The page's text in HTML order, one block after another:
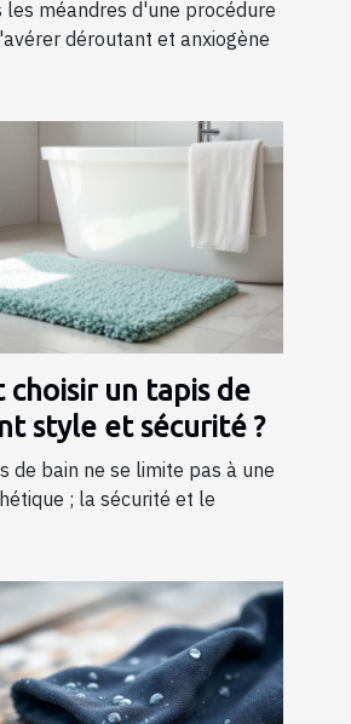
les méandres d'une procédure
déroutant et anxiogène
choisir un tapis de
style et sécurité ?
de bain ne se limite pas à une
; la sécurité et le